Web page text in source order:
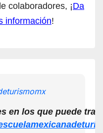
colaboradores, ¡Da
información!
en los que puede